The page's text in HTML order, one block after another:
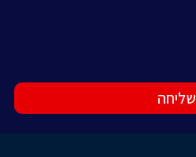
שליחה